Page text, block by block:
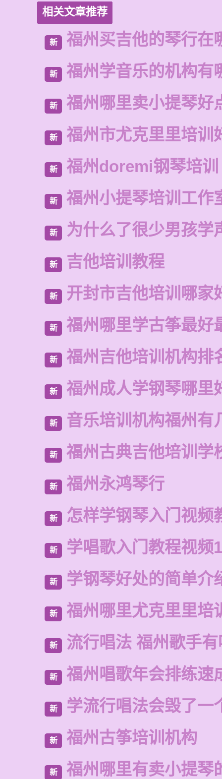
相关文章推荐
新 福州买吉他的琴行在
新 福州学音乐的机构有
新 福州哪里卖小提琴好
新 福州市尤克里里培训
新 福州doremi钢琴培训
新 福州小提琴培训工作
新 为什么了很少男孩学
新 吉他培训教程
新 开封市吉他培训哪家
新 福州哪里学古筝最好
新 福州吉他培训机构排
新 福州成人学钢琴哪里
新 音乐培训机构福州有
新 福州古典吉他培训学
新 福州永鸿琴行
新 怎样学钢琴入门视频
新 学唱歌入门教程视频
新 学钢琴好处的简单介
新 福州哪里尤克里里培
新 流行唱法 福州歌手
新 福州唱歌年会排练速
新 学流行唱法会毁了一
新 福州古筝培训机构
新 福州哪里有卖小提琴